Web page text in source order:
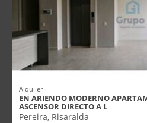
Alquiler
EN ARIENDO MODERNO
ASCENSOR DIRECTO A L
Pereira, Risaralda